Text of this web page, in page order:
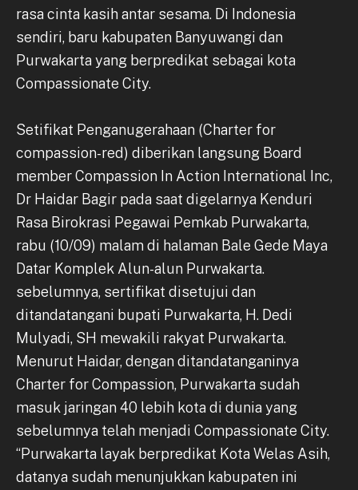
rasa cinta kasih antar sesama. Di Indonesia
sendiri, baru kabupaten Banyuwangi dan
Purwakarta yang berpredikat sebagai kota
Compassionate City.
Setifikat Penganugerahaan (Charter for
compassion-red) diberikan langsung Board
member Compassion In Action International Inc,
Dr Haidar Bagir pada saat digelarnya Kenduri
Rasa Birokrasi Pegawai Pemkab Purwakarta,
rabu (10/09) malam di halaman Bale Gede Maya
Datar Komplek Alun-alun Purwakarta.
sebelumnya, sertifikat disetujui dan
ditandatangani bupati Purwakarta, H. Dedi
Mulyadi, SH mewakili rakyat Purwakarta.
Menurut Haidar, dengan ditandatanganinya
Charter for Compassion, Purwakarta sudah
masuk jaringan 40 lebih kota di dunia yang
sebelumnya telah menjadi Compassionate City.
“Purwakarta layak berpredikat Kota Welas Asih,
datanya sudah menunjukkan kabupaten ini